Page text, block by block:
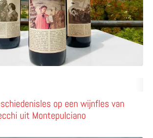
op een wijnfles van
uit Montepulciano